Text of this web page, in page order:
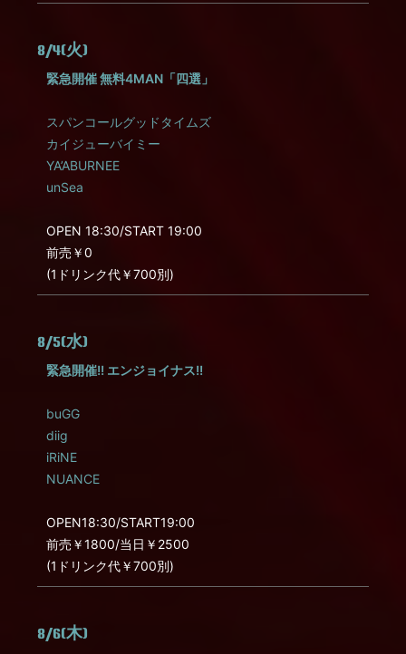
8/4(火)
緊急開催 無料4MAN「四選」
スパンコールグッドタイムズ
カイジューバイミー
YA’ABURNEE
unSea
OPEN 18:30/START 19:00
前売￥0
(1ドリンク代￥700別)
8/5(水)
緊急開催!! エンジョイナス!!
buGG
diig
iRiNE
NUANCE
OPEN18:30/START19:00
前売￥1800/当日￥2500
(1ドリンク代￥700別)
8/6(木)